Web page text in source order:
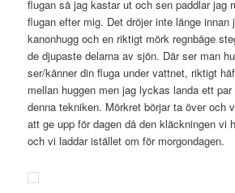
flugan så jag kastar ut och sen paddlar jag
flugan efter mig. Det dröjer inte länge innan
kanonhugg och en riktigt mörk regnbåge
de djupaste delarna av sjön. Där ser man
ser/känner din fluga under vattnet, riktigt
mellan huggen men jag lyckas landa ett
denna tekniken. Mörkret börjar ta över och
att ge upp för dagen då den kläckningen vi
och vi laddar istället om för morgondagen.